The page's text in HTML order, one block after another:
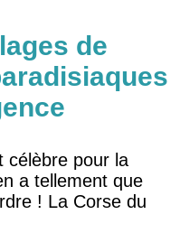
de
célèbre pour la
a tellement que
! La Corse du